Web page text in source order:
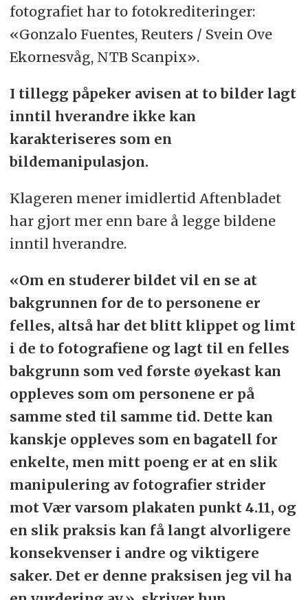
fotografiet har to fotokrediteringer:
«Gonzalo Fuentes, Reuters / Svein Ove
Ekornesvåg, NTB Scanpix».
I tillegg påpeker avisen at to bilder lagt
inntil hverandre ikke kan
karakteriseres som en
bildemanipulasjon.
Klageren mener imidlertid Aftenbladet
har gjort mer enn bare å legge bildene
inntil hverandre.
«Om en studerer bildet vil en se at
bakgrunnen for de to personene er
felles, altså har det blitt klippet og limt
i de to fotografiene og lagt til en felles
bakgrunn som ved første øyekast kan
oppleves som om personene er på
samme sted til samme tid. Dette kan
kanskje oppleves som en bagatell for
enkelte, men mitt poeng er at en slik
manipulering av fotografier strider
mot Vær varsom plakaten punkt 4.11, og
en slik praksis kan få langt alvorligere
konsekvenser i andre og viktigere
saker. Det er denne praksisen jeg vil ha